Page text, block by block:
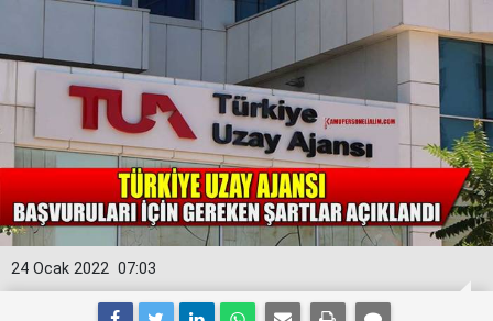
07:03
24 Ocak 2022